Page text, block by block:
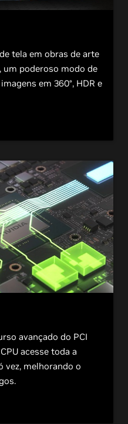
tela em obras de arte
um poderoso modo de
em 360°, HDR e
avançado do PCI
acesse toda a
vez, melhorando o